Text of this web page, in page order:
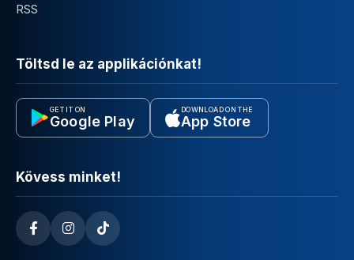
RSS
Töltsd le az applikációnkat!
GET IT ON
Google Play
DOWNLOAD ON THE
App Store
Kövess minket!